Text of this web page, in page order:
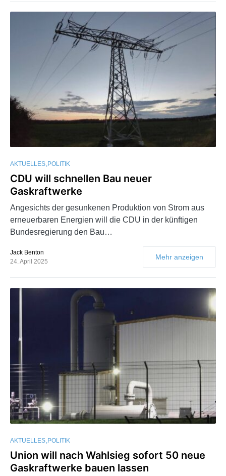
AKTUELLES POLITIK
CDU will schnellen Bau neuer
Gaskraftwerke
Angesichts der gesunkenen Produktion von Strom aus
erneuerbaren Energien will die CDU in der künftigen
Bundesregierung den Bau…
Jack Benton
24. April 2025
Mehr anzeigen
AKTUELLES POLITIK
Union will nach Wahlsieg sofort 50 neue
Gaskraftwerke bauen lassen